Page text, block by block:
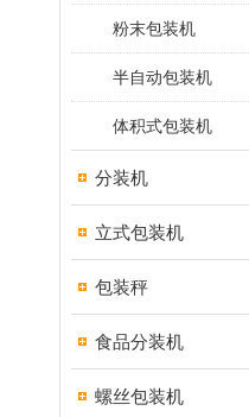
粉末包装机
半自动包装机
体积式包装机
分装机
立式包装机
包装秤
食品分装机
螺丝包装机